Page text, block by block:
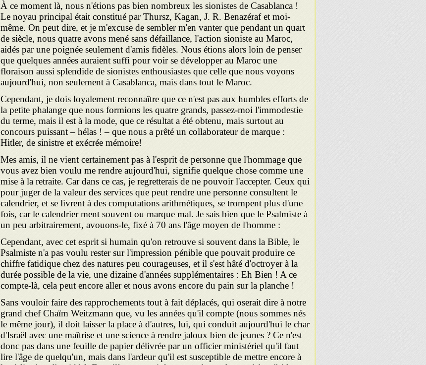
À ce moment là, nous n'étions pas bien nombreux les sionistes de Casablanca !
Le noyau principal était constitué par Thursz, Kagan, J. R. Benazéraf et moi-
même. On peut dire, et je m'excuse de sembler m'en vanter que pendant un quart
de siècle, nous quatre avons mené sans défaillance, l'action sioniste au Maroc,
aidés par une poignée seulement d'amis fidèles. Nous étions alors loin de penser
que quelques années auraient suffi pour voir se développer au Maroc une
floraison aussi splendide de sionistes enthousiastes que celle que nous voyons
aujourd'hui, non seulement à Casablanca, mais dans tout le Maroc.
Cependant, je dois loyalement reconnaître que ce n'est pas aux humbles efforts de
la petite phalange que nous formions les quatre grands, passez-moi l'immodestie
du terme, mais il est à la mode, que ce résultat a été obtenu, mais surtout au
concours puissant – hélas ! – que nous a prêté un collaborateur de marque :
Hitler, de sinistre et exécrée mémoire!
Mes amis, il ne vient certainement pas à l'esprit de personne que l'hommage que
vous avez bien voulu me rendre aujourd'hui, signifie quelque chose comme une
mise à la retraite. Car dans ce cas, je regretterais de ne pouvoir l'accepter. Ceux qui
pour juger de la valeur des services que peut rendre une personne consultent le
calendrier, et se livrent à des computations arithmétiques, se trompent plus d'une
fois, car le calendrier ment souvent ou marque mal. Je sais bien que le Psalmiste à
un peu arbitrairement, avouons-le, fixé à 70 ans l'âge moyen de l'homme :
Cependant, avec cet esprit si humain qu'on retrouve si souvent dans la Bible, le
Psalmiste n'a pas voulu rester sur l'impression pénible que pouvait produire ce
chiffre fatidique chez des natures peu courageuses, et il s'est hâté d'octroyer à la
durée possible de la vie, une dizaine d'années supplémentaires : Eh Bien ! A ce
compte-là, cela peut encore aller et nous avons encore du pain sur la planche !
Sans vouloir faire des rapprochements tout à fait déplacés, qui oserait dire à notre
grand chef Chaïm Weitzmann que, vu les années qu'il compte (nous sommes nés
le même jour), il doit laisser la place à d'autres, lui, qui conduit aujourd'hui le char
d'Israël avec une maîtrise et une science à rendre jaloux bien de jeunes ? Ce n'est
donc pas dans une feuille de papier délivrée par un officier ministériel qu'il faut
lire l'âge de quelqu'un, mais dans l'ardeur qu'il est susceptible de mettre encore à